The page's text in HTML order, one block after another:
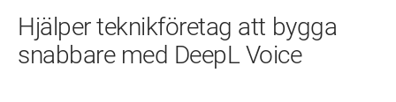
Hjälper teknikföretag att bygga
snabbare med DeepL Voice